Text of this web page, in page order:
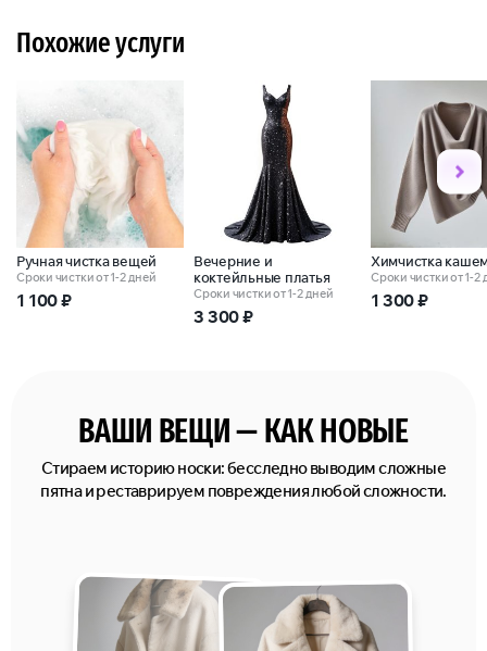
Похожие услуги
Ручная чистка вещей
Сроки чистки от 1-2 дней
1 100₽
Вечерние и
коктейльные платья
Сроки чистки от 1-2 дней
3 300₽
Химчистка
Сроки чистки от 1-2
1 300₽
ВАШИ ВЕЩИ — КАК НОВЫЕ
Стираем историю носки: бесследно выводим сложные
пятна и реставрируем повреждения любой сложности.